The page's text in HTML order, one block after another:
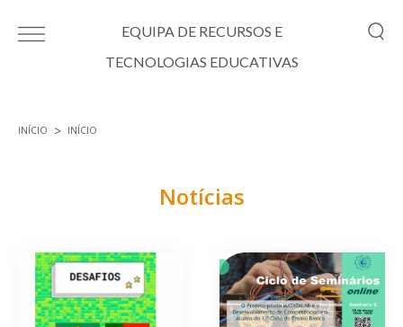
EQUIPA DE RECURSOS E
TECNOLOGIAS EDUCATIVAS
INÍCIO INÍCIO
Notícias
Páginas